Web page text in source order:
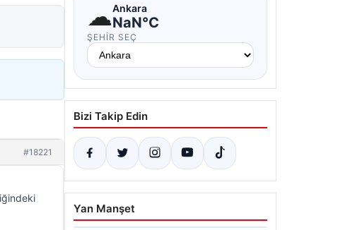
#18221
☁Ankara
NaN°C
ŞEHIR SEÇ
Bizi Takip Edin
Yan Manşet